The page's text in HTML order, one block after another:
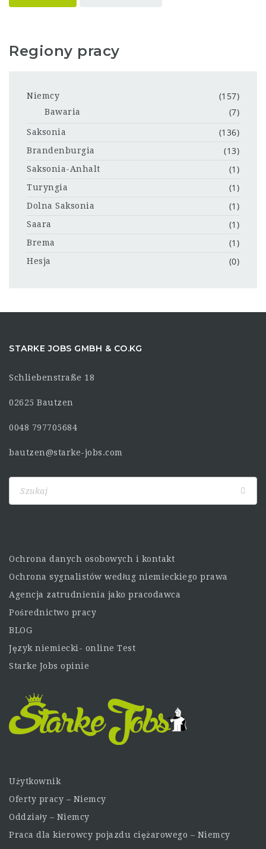
Regiony pracy
Niemcy (157)
Bawaria (7)
Saksonia (136)
Brandenburgia (13)
Saksonia-Anhalt (1)
Turyngia (1)
Dolna Saksonia (1)
Saara (1)
Brema (1)
Hesja (0)
STARKE JOBS GMBH & CO.KG
Schliebenstraße 18
02625 Bautzen
0048 797705684
bautzen@starke-jobs.com
Ochrona danych osobowych i kontakt
Ochrona sygnalistów według niemieckiego prawa
Agencja zatrudnienia jako pracodawca
Pośrednictwo pracy
BLOG
Język niemiecki- online Test
Starke Jobs opinie
Użytkownik
Oferty pracy – Niemcy
Oddziały – Niemcy
Praca dla kierowcy pojazdu ciężarowego – Niemcy